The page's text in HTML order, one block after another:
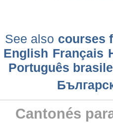
See also courses
English Français
Português
Cantonés